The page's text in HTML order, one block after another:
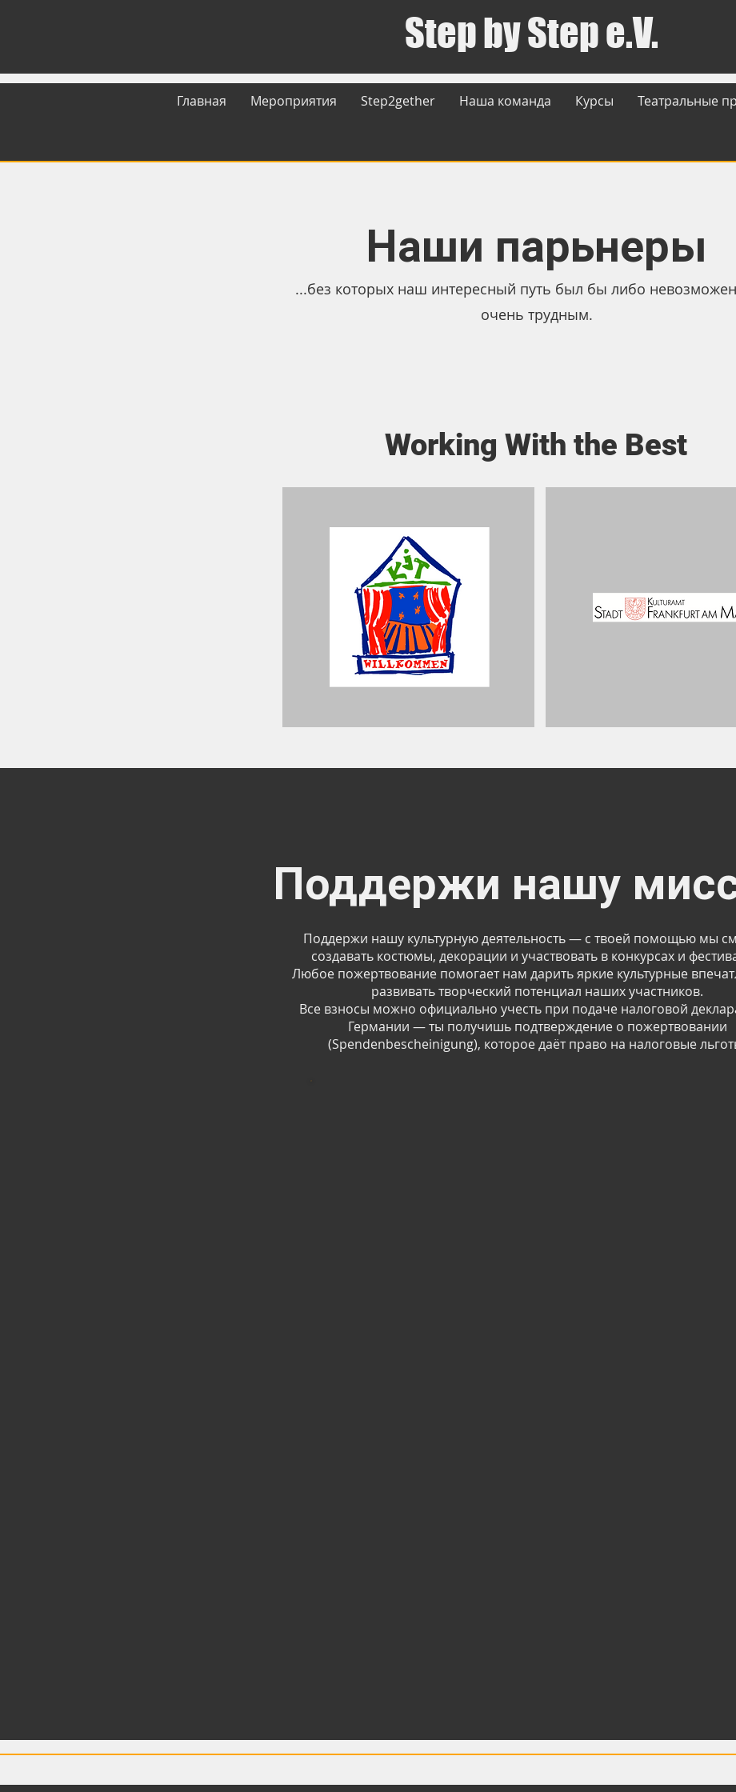
Step by Step e.V.
Главная Мероприятия Step2gether Наша команда Курсы Театральные
Наши парьнеры
...без которых наш интересный путь был бы либо
очень трудным.
Working With the Best
Поддержи нашу
Поддержи нашу культурную деятельность — с твоей помощью мы
создавать костюмы, декорации и участвовать в конкурсах и
Любое пожертвование помогает нам дарить яркие культурные
развивать творческий потенциал наших участников.
Все взносы можно официально учесть при подаче налоговой
Германии — ты получишь подтверждение о пожертвовании
(Spendenbescheinigung), которое даёт право на налоговые